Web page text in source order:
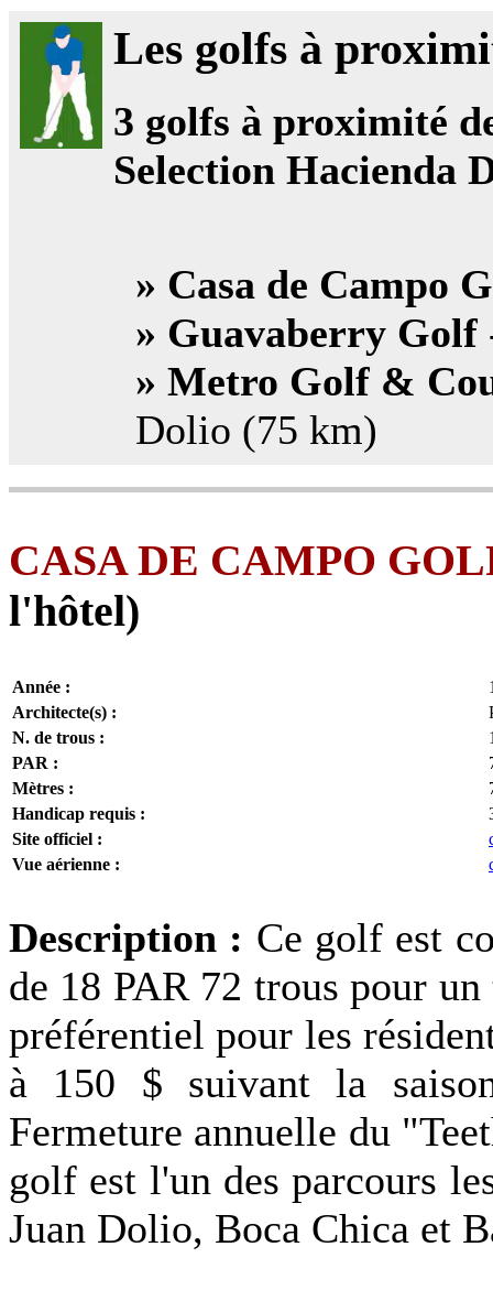
Les golfs à
3 golfs à proximité
Selection Hacienda
» Casa de Campo
» Guavaberry Golf
» Metro Golf &
Dolio (75 km)
CASA DE CAMPO
l'hôtel)
Année :
Architecte(s) :
N. de trous :
PAR :
Mètres :
Handicap requis :
Site officiel :
Vue aérienne :
Description : Ce golf est
de 18 PAR 72 trous pour
préférentiel pour les
à 150 $ suivant la
Fermeture annuelle du
golf est l'un des parcours
Juan Dolio, Boca Chica et